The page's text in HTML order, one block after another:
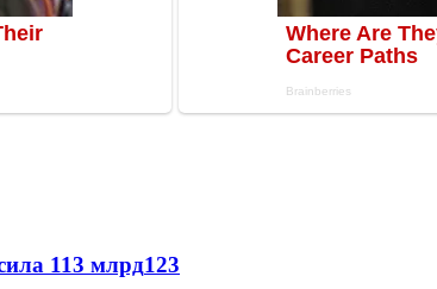
113 млрд123